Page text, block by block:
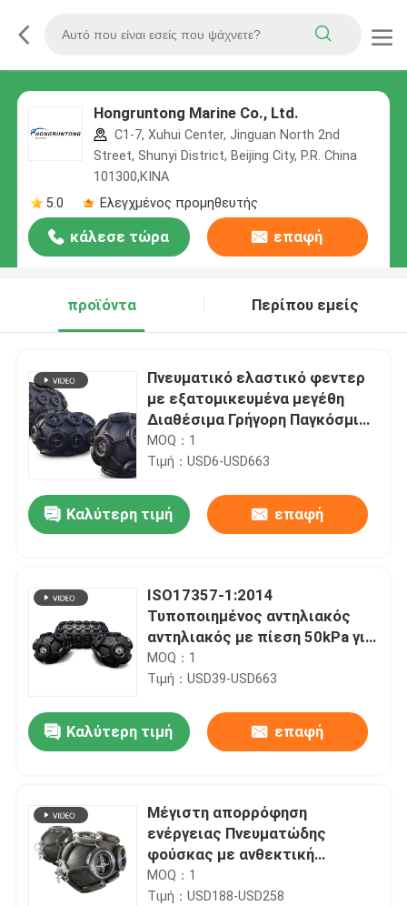
Hongruntong Marine Co., Ltd.
C1-7, Xuhui Center, Jinguan North 2nd
Street, Shunyi District, Beijing City, P.R. China
101300,ΚΙΝΑ
5.0
Ελεγχμένος προμηθευτής
κάλεσε τώρα επαφή
προϊόντα Περίπου εμείς
Πνευματικό ελαστικό φεντερ
με εξατομικευμένα μεγέθη
Διαθέσιμα Γρήγορη Παγκόσμια
παράδοση Πρότυπο ISO17357-
1:2014
MOQ：1
Τιμή：USD6-USD663
Καλύτερη τιμή επαφή
ISO17357-1:2014
Τυποποιημένος αντηλιακός
αντηλιακός με πίεση 50kPa για
θαλάσσιες εφαρμογές
ανθεκτικές στη διάβρωση
MOQ：1
Τιμή：USD39-USD663
Καλύτερη τιμή επαφή
Μέγιστη απορρόφηση
ενέργειας Πνευματώδης
φούσκας με ανθεκτική
κατασκευή για αξιόπιστες
θαλάσσιες λύσεις
MOQ：1
Τιμή：USD188-USD258